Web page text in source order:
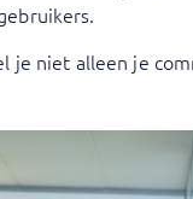
je niet alleen je